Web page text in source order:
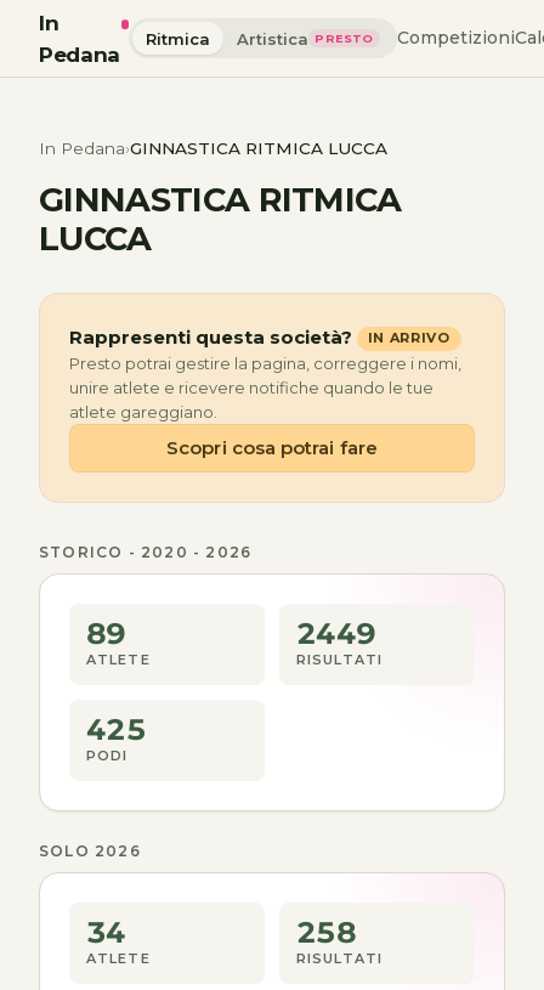
In
Pedana
Ritmica Artistica PRESTO Competizioni
In Pedana GINNASTICA RITMICA LUCCA
GINNASTICA RITMICA
LUCCA
Rappresenti questa società? IN ARRIVO
Presto potrai gestire la pagina, correggere i nomi,
unire atlete e ricevere notifiche quando le tue
atlete gareggiano.
Scopri cosa potrai fare
STORICO - 2020 - 2026
89
ATLETE
2449
RISULTATI
425
PODI
SOLO 2026
34
ATLETE
258
RISULTATI